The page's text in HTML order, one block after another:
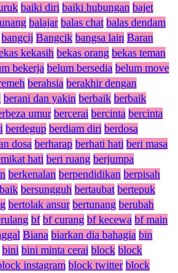
baiki diri baiki hubungan bajet
balajar balas chat balas dendam
bangcij Bangcik bangsa lain Baran
kekasih bekas orang bekas teman
bekerja belum bersedia belum move
berahsia berakhir dengan
berani dan yakin berbaik berbaik
umur bercerai bercinta bercinta
berdegup berdiam diri berdosa
dosa berharap berhati hati beri masa
hati beri ruang berjumpa
berkenalan berpendidikan berpisah
bersungguh bertaubat bertepuk
bertolak ansur bertunang berubah
bf bf curang bf kecewa bf main
Biana biarkan dia bahagia bin
bini bini minta cerai block block
instagram block twitter block